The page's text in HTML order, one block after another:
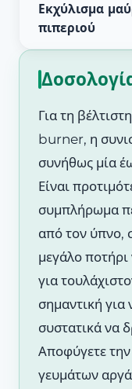
Εκχύλισμα
πιπεριού
Για τη
burner, η
συνήθως μία
Είναι
συμπλήρωμα
από τον ύπνο,
μεγάλο
για
σημαντική για
συστατικά να
Αποφύγετε
γευμάτων